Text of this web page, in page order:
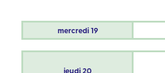
mercredi19
jeudi20